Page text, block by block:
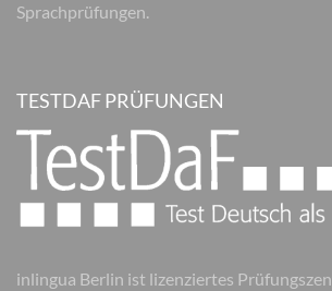
Sprachprüfungen.
TESTDAF PRÜFUNGEN
inlingua Berlin ist lizenziertes